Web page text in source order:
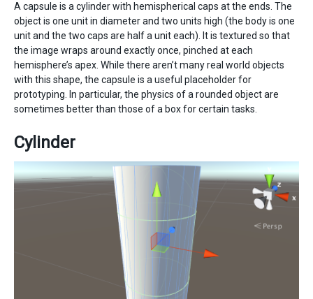
A capsule is a cylinder with hemispherical caps at the ends. The
object is one unit in diameter and two units high (the body is one
unit and the two caps are half a unit each). It is textured so that
the image wraps around exactly once, pinched at each
hemisphere’s apex. While there aren’t many real world objects
with this shape, the capsule is a useful placeholder for
prototyping. In particular, the physics of a rounded object are
sometimes better than those of a box for certain tasks.
Cylinder